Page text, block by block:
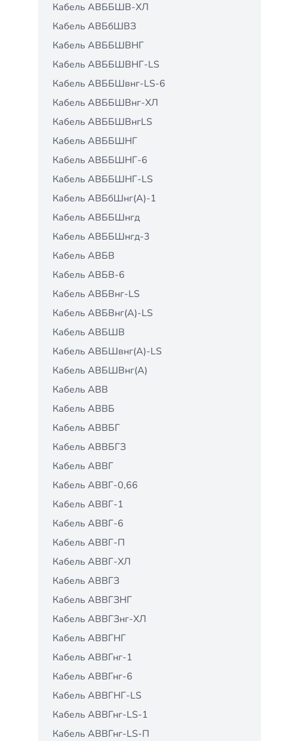
Кабель АВББШВ-ХЛ
Кабель АВБбШВЗ
Кабель АВББШВНГ
Кабель АВББШВНГ-LS
Кабель АВББШвнг-LS-6
Кабель АВББШВнг-ХЛ
Кабель АВББШВнгLS
Кабель АВББШНГ
Кабель АВББШНГ-6
Кабель АВББШНГ-LS
Кабель АВБбШнг(А)-1
Кабель АВББШнгд
Кабель АВББШнгд-3
Кабель АВБВ
Кабель АВБВ-6
Кабель АВБВнг-LS
Кабель АВБВнг(A)-LS
Кабель АВБШВ
Кабель АВБШвнг(A)-LS
Кабель АВБШВнг(А)
Кабель АВВ
Кабель АВВБ
Кабель АВВБГ
Кабель АВВБГЗ
Кабель АВВГ
Кабель АВВГ-0,66
Кабель АВВГ-1
Кабель АВВГ-6
Кабель АВВГ-П
Кабель АВВГ-ХЛ
Кабель АВВГЗ
Кабель АВВГЗНГ
Кабель АВВГЗнг-ХЛ
Кабель АВВГНГ
Кабель АВВГнг-1
Кабель АВВГнг-6
Кабель АВВГНГ-LS
Кабель АВВГнг-LS-1
Кабель АВВГнг-LS-П